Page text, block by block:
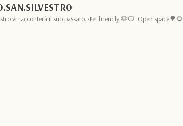
vi racconterà il suo passato. •Pet friendly 🐶🐱 •Open space🌳🌻